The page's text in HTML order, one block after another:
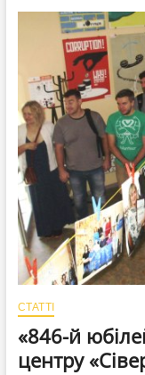
СТАТТІ
«846-й
центру